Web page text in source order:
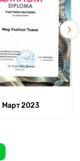
Март 2023